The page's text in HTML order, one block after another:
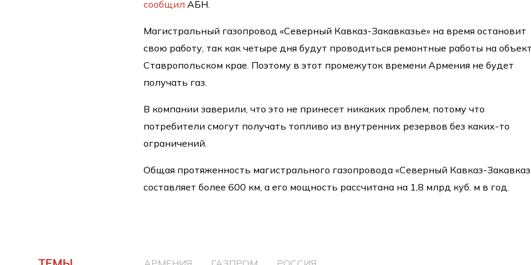
сообщил АБН.
Магистральный газопровод «Северный Кавказ-Закавказье» на время остановит
свою работу, так как четыре дня будут проводиться ремонтные работы на
Ставропольском крае. Поэтому в этот промежуток времени Армения не будет
получать газ.
В компании заверили, что это не принесет никаких проблем, потому что
потребители смогут получать топливо из внутренних резервов без каких-то
ограничений.
Общая протяженность магистрального газопровода «Северный Кавказ-
составляет более 600 км, а его мощность рассчитана на 1,8 млрд куб. м в год.